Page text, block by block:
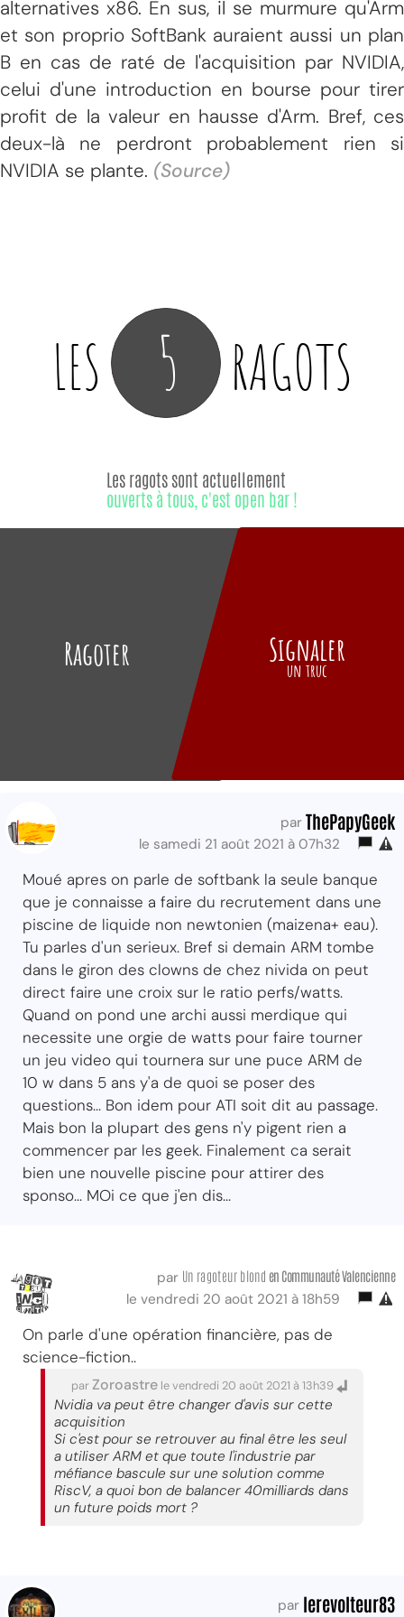
alternatives x86. En sus, il se murmure qu'Arm
et son proprio SoftBank auraient aussi un plan
B en cas de raté de l'acquisition par NVIDIA,
celui d'une introduction en bourse pour tirer
profit de la valeur en hausse d'Arm. Bref, ces
deux-là ne perdront probablement rien si
NVIDIA se plante. (Source)
LES 5 RAGOTS
Ragoter
Les ragots sont actuellement
ouverts à tous, c'est open bar !
Signaler
un truc
par ThePapyGeek
le samedi 21 août 2021 à 07h32
Moué apres on parle de softbank la seule banque
que je connaisse a faire du recrutement dans une
piscine de liquide non newtonien (maizena+ eau).
Tu parles d'un serieux. Bref si demain ARM tombe
dans le giron des clowns de chez nivida on peut
direct faire une croix sur le ratio perfs/watts.
Quand on pond une archi aussi merdique qui
necessite une orgie de watts pour faire tourner
un jeu video qui tournera sur une puce ARM de
10 w dans 5 ans y'a de quoi se poser des
questions... Bon idem pour ATI soit dit au passage.
Mais bon la plupart des gens n'y pigent rien a
commencer par les geek. Finalement ca serait
bien une nouvelle piscine pour attirer des
sponso... MOi ce que j'en dis...
par Un ragoteur blond en Communauté Valencienne
le vendredi 20 août 2021 à 18h59
On parle d'une opération financière, pas de
science-fiction..
parZoroastre le vendredi 20 août 2021 à 13h39
Nvidia va peut être changer d'avis sur cette
acquisition
Si c'est pour se retrouver au final être les seul
a utiliser ARM et que toute l'industrie par
méfiance bascule sur une solution comme
RiscV, a quoi bon de balancer 40milliards dans
un future poids mort ?
par lerevolteur83